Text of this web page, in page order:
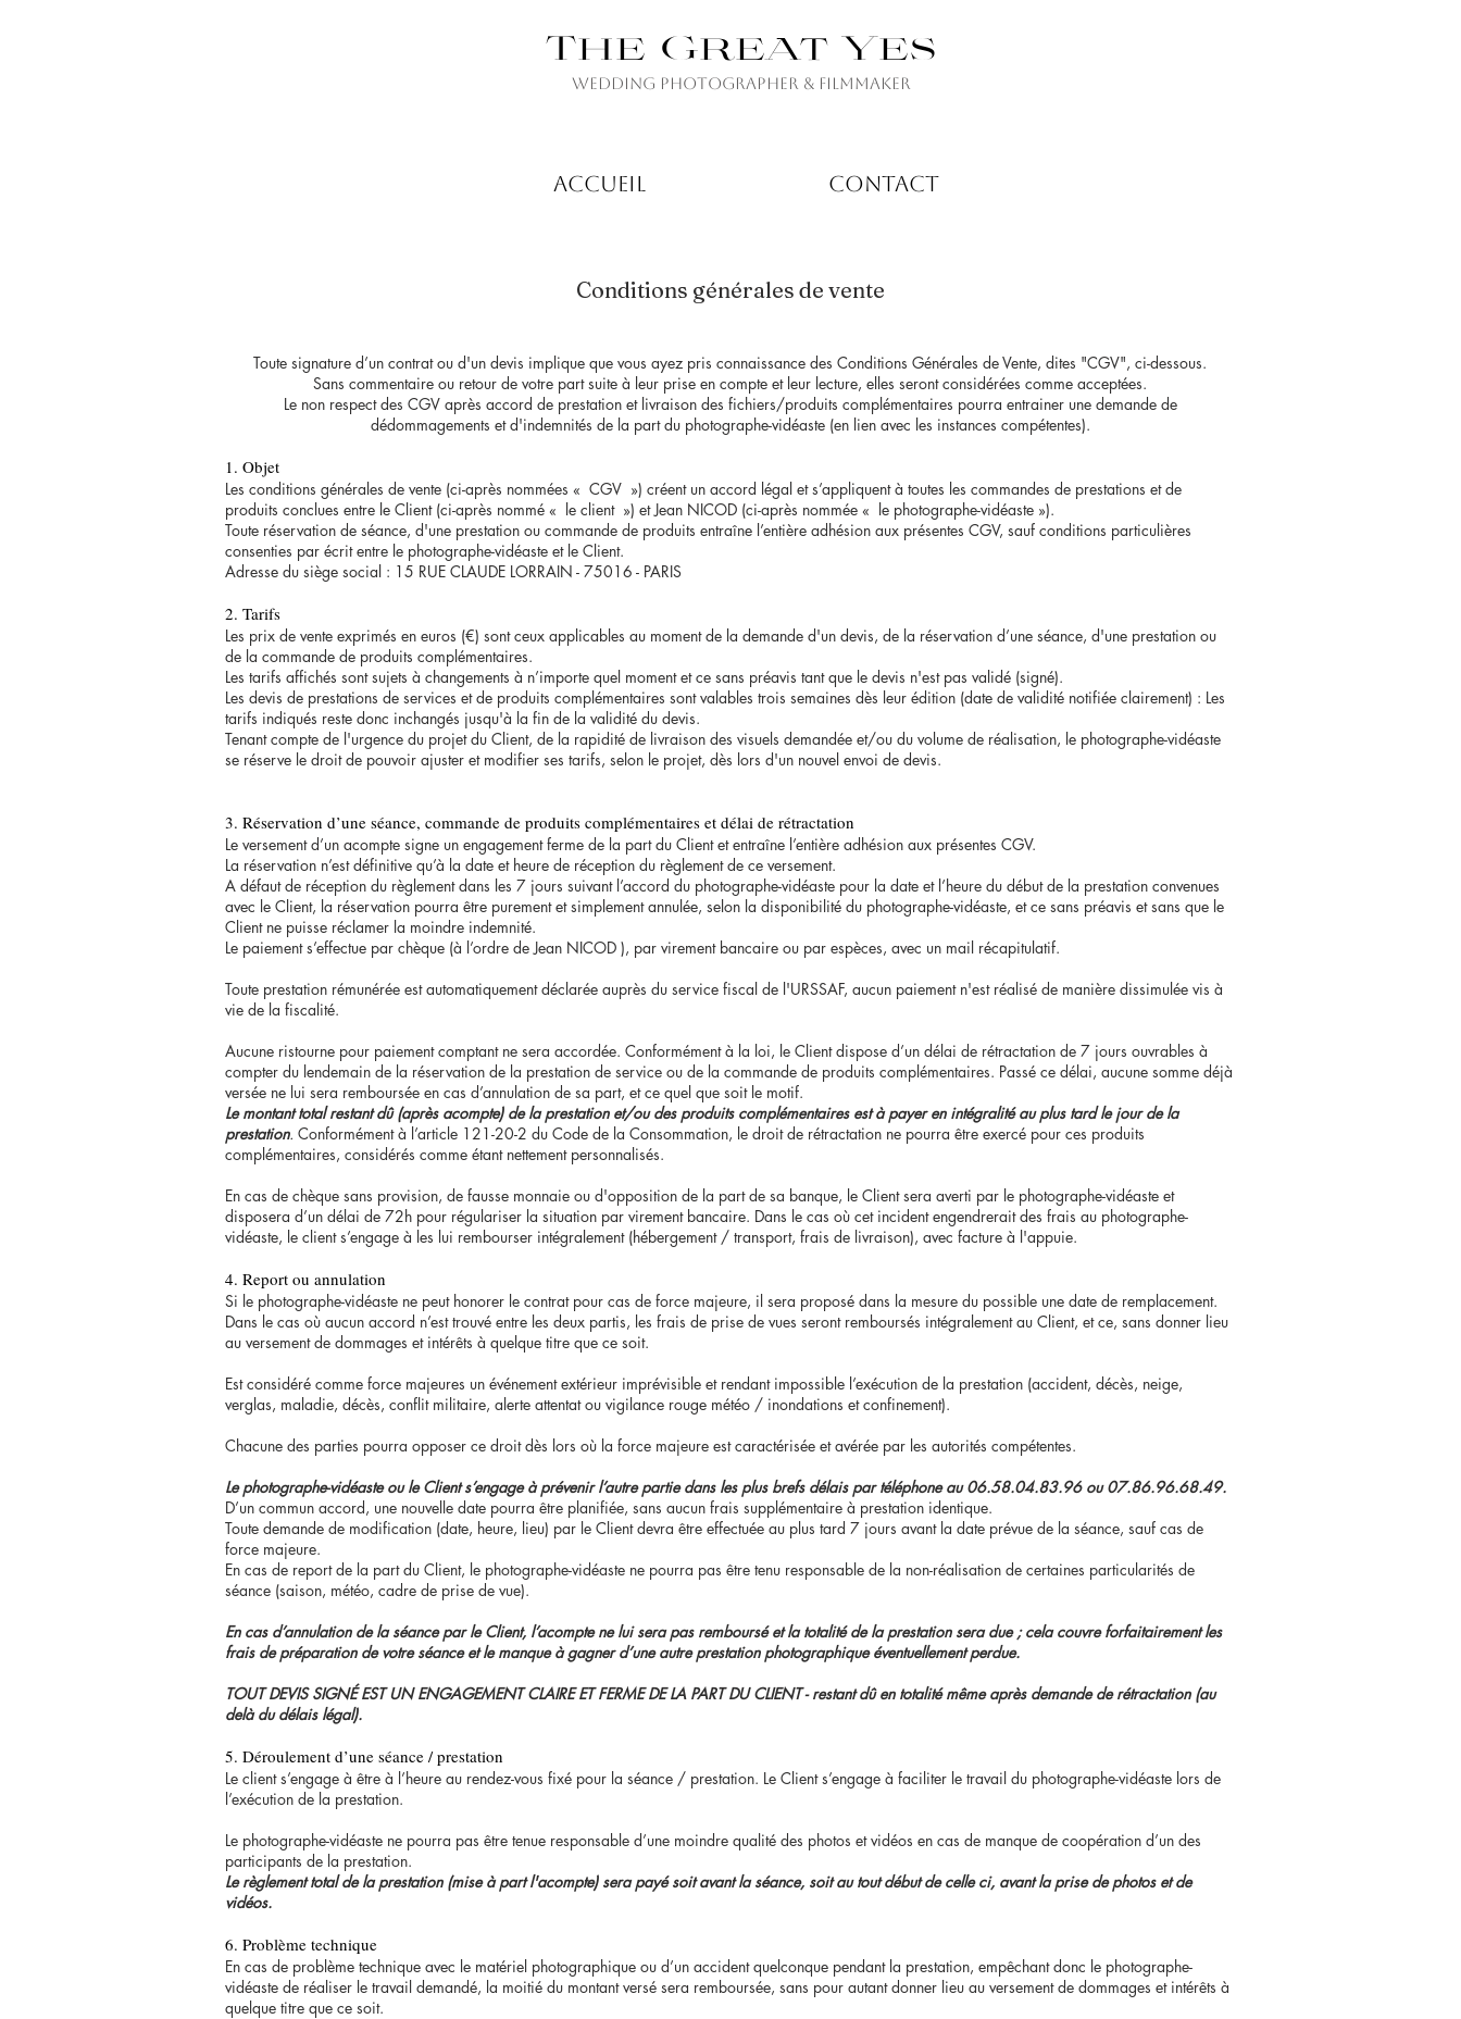
The Great Yes
Wedding Photographer & Filmmaker
ACCUEIL CONTACT
Conditions générales de vente
Toute signature d’un contrat ou d'un devis implique que vous ayez pris connaissance des Conditions Générales de Vente, dites "CGV", ci-dessous.
Sans commentaire ou retour de votre part suite à leur prise en compte et leur lecture, elles seront considérées comme acceptées.
Le non respect des CGV après accord de prestation et livraison des fichiers/produits complémentaires pourra entrainer une demande de
dédommagements et d'indemnités de la part du photographe-vidéaste (en lien avec les instances compétentes).
1. Objet
Les conditions générales de vente (ci-après nommées « CGV ») créent un accord légal et s’appliquent à toutes les commandes de prestations et de
produits conclues entre le Client (ci-après nommé « le client ») et Jean NICOD (ci-après nommée « le photographe-vidéaste »).
Toute réservation de séance, d'une prestation ou commande de produits entraîne l’entière adhésion aux présentes CGV, sauf conditions particulières
consenties par écrit entre le photographe-vidéaste et le Client.
Adresse du siège social : 15 RUE CLAUDE LORRAIN - 75016 - PARIS
2. Tarifs
Les prix de vente exprimés en euros (€) sont ceux applicables au moment de la demande d'un devis, de la réservation d’une séance, d'une prestation ou
de la commande de produits complémentaires.
Les tarifs affichés sont sujets à changements à n’importe quel moment et ce sans préavis tant que le devis n'est pas validé (signé).
Les devis de prestations de services et de produits complémentaires sont valables trois semaines dès leur édition (date de validité notifiée clairement) : Les
tarifs indiqués reste donc inchangés jusqu'à la fin de la validité du devis.
Tenant compte de l'urgence du projet du Client, de la rapidité de livraison des visuels demandée et/ou du volume de réalisation, le photographe-vidéaste
se réserve le droit de pouvoir ajuster et modifier ses tarifs, selon le projet, dès lors d'un nouvel envoi de devis.
3. Réservation d’une séance, commande de produits complémentaires et délai de rétractation
Le versement d’un acompte signe un engagement ferme de la part du Client et entraîne l’entière adhésion aux présentes CGV.
La réservation n’est définitive qu’à la date et heure de réception du règlement de ce versement.
A défaut de réception du règlement dans les 7 jours suivant l’accord du photographe-vidéaste pour la date et l’heure du début de la prestation convenues
avec le Client, la réservation pourra être purement et simplement annulée, selon la disponibilité du photographe-vidéaste, et ce sans préavis et sans que le
Client ne puisse réclamer la moindre indemnité.
Le paiement s’effectue par chèque (à l’ordre de Jean NICOD ), par virement bancaire ou par espèces, avec un mail récapitulatif.
Toute prestation rémunérée est automatiquement déclarée auprès du service fiscal de l'URSSAF, aucun paiement n'est réalisé de manière dissimulée vis à
vie de la fiscalité.
Aucune ristourne pour paiement comptant ne sera accordée. Conformément à la loi, le Client dispose d’un délai de rétractation de 7 jours ouvrables à
compter du lendemain de la réservation de la prestation de service ou de la commande de produits complémentaires. Passé ce délai, aucune somme déjà
versée ne lui sera remboursée en cas d’annulation de sa part, et ce quel que soit le motif.
Le montant total restant dû (après acompte) de la prestation et/ou des produits complémentaires est à payer en intégralité au plus tard le jour de la
prestation. Conformément à l’article 121-20-2 du Code de la Consommation, le droit de rétractation ne pourra être exercé pour ces produits
complémentaires, considérés comme étant nettement personnalisés.
En cas de chèque sans provision, de fausse monnaie ou d'opposition de la part de sa banque, le Client sera averti par le photographe-vidéaste et
disposera d’un délai de 72h pour régulariser la situation par virement bancaire. Dans le cas où cet incident engendrerait des frais au photographe-
vidéaste, le client s’engage à les lui rembourser intégralement (hébergement / transport, frais de livraison), avec facture à l'appuie.
4. Report ou annulation
Si le photographe-vidéaste ne peut honorer le contrat pour cas de force majeure, il sera proposé dans la mesure du possible une date de remplacement.
Dans le cas où aucun accord n’est trouvé entre les deux partis, les frais de prise de vues seront remboursés intégralement au Client, et ce, sans donner lieu
au versement de dommages et intérêts à quelque titre que ce soit.
Est considéré comme force majeures un événement extérieur imprévisible et rendant impossible l’exécution de la prestation (accident, décès, neige,
verglas, maladie, décès, conflit militaire, alerte attentat ou vigilance rouge météo / inondations et confinement).
Chacune des parties pourra opposer ce droit dès lors où la force majeure est caractérisée et avérée par les autorités compétentes.
Le photographe-vidéaste ou le Client s’engage à prévenir l’autre partie dans les plus brefs délais par téléphone au 06.58.04.83.96 ou 07.86.96.68.49.
D’un commun accord, une nouvelle date pourra être planifiée, sans aucun frais supplémentaire à prestation identique.
Toute demande de modification (date, heure, lieu) par le Client devra être effectuée au plus tard 7 jours avant la date prévue de la séance, sauf cas de
force majeure.
En cas de report de la part du Client, le photographe-vidéaste ne pourra pas être tenu responsable de la non-réalisation de certaines particularités de
séance (saison, météo, cadre de prise de vue).
En cas d’annulation de la séance par le Client, l’acompte ne lui sera pas remboursé et la totalité de la prestation seradue; cela couvre forfaitairement les
frais de préparation de votre séance et le manque à gagner d’une autre prestation photographique éventuellement perdue.
TOUT DEVIS SIGNÉ EST UN ENGAGEMENT CLAIRE ET FERME DE LA PART DU CLIENT - restant dû en totalité même après demande derétractation (au
delà du délais légal).
5. Déroulement d’une séance / prestation
Le client s’engage à être à l’heure au rendez-vous fixé pour la séance / prestation. Le Client s’engage à faciliter le travail du photographe-vidéaste lors de
l’exécution de la prestation.
Le photographe-vidéaste ne pourra pas être tenue responsable d’une moindre qualité des photos et vidéos en cas de manque de coopération d’un des
participants de la prestation.
Le règlement total de la prestation (mise à part l'acompte) sera payé soit avant la séance, soit au tout début de celle ci, avant la prise de photos et de
vidéos.
6. Problème technique
En cas de problème technique avec le matériel photographique ou d’un accident quelconque pendant la prestation, empêchant donc le photographe-
vidéaste de réaliser le travail demandé, la moitié du montant versé sera remboursée, sans pour autant donner lieu au versement de dommages et intérêts à
quelque titre que ce soit.